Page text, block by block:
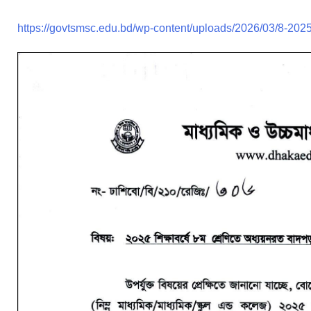
https://govtsmsc.edu.bd/wp-content/uploads/2026/03/8-